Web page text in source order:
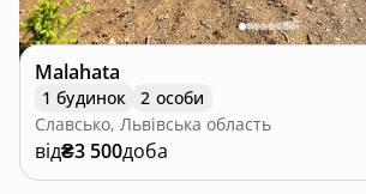
Malahata
1 будинок
2 особи
Славсько, Львівська область
від₴3 500доба